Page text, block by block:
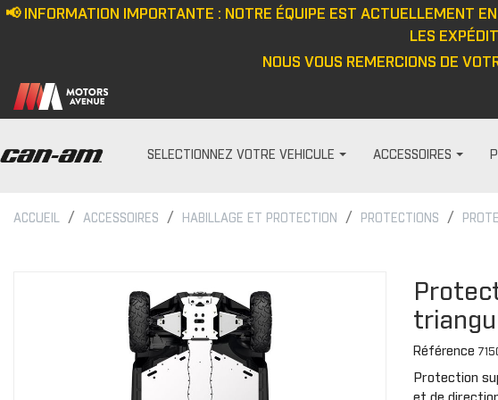
📢 INFORMATION IMPORTANTE : NOTRE ÉQUIPE EST ACTUELLEMENT
LES
NOUS VOUS REMERCIONS DE
SELECTIONNEZ VOTRE VEHICULE ACCESSOIRES
Demi pare-brise
Ensemble de pare-brise
Pare-brise
ACCUEIL ACCESSOIRES HABILLAGE ET PROTECTION PROTECTIONS
Référence
Protection